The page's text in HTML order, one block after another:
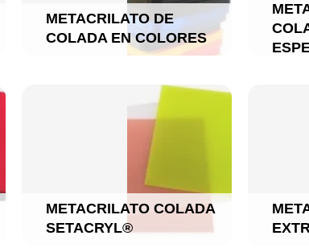
METACRILATO DE
COLADA EN COLORES
METACRILATO COLADA
SETACRYL®